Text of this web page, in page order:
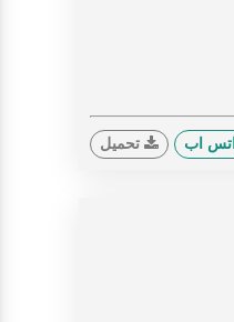
اب تحميل